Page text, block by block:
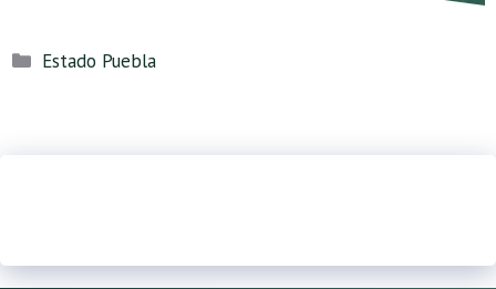
Categorías
Estado Puebla